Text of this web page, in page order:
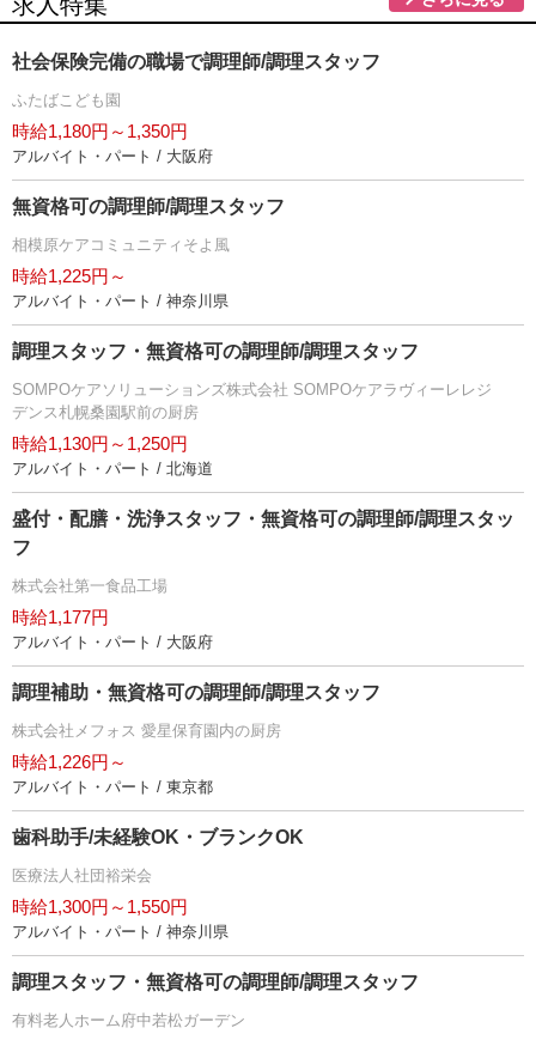
社会保険完備の職場で調理師/調理スタッフ
ふたばこども園
時給1,180円～1,350円
アルバイト・パート / 大阪府
無資格可の調理師/調理スタッフ
相模原ケアコミュニティそよ風
時給1,225円～
アルバイト・パート / 神奈川県
調理スタッフ・無資格可の調理師/調理スタッフ
SOMPOケアソリューションズ株式会社 SOMPOケアラヴィーレレジ
デンス札幌桑園駅前の厨房
時給1,130円～1,250円
アルバイト・パート / 北海道
盛付・配膳・洗浄スタッフ・無資格可の調理師/調理スタッ
フ
株式会社第一食品工場
時給1,177円
アルバイト・パート / 大阪府
調理補助・無資格可の調理師/調理スタッフ
株式会社メフォス 愛星保育園内の厨房
時給1,226円～
アルバイト・パート / 東京都
歯科助手/未経験OK・ブランクOK
医療法人社団裕栄会
時給1,300円～1,550円
アルバイト・パート / 神奈川県
調理スタッフ・無資格可の調理師/調理スタッフ
有料老人ホーム府中若松ガーデン